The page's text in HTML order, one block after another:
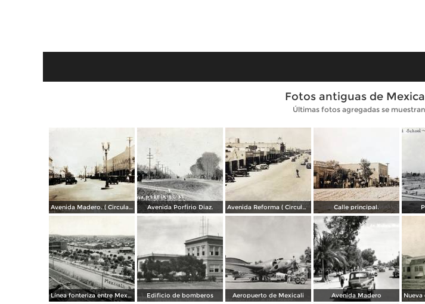
Fotos antiguas de
Últimas fotos agregadas se muestran
Avenida Madero. ( Circulada el 12 de Diciembre de 1928 ). Avenida Porfirio Diaz. Avenida Reforma ( Circulada el 14 de Enero de 1946 ). Calle principal.
Línea fonteriza entre Mexicali y Calexico, Estados Unidos Edificio de bomberos Aeropuerto de Mexicali Avenida Madero Nueva